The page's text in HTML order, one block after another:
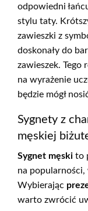
odpowiedni
stylu taty.
zawieszki z
doskonały do
zawieszek.
na wyrażenie
będzie mógł
Sygnety z
męskiej
Sygnet męski to
na
Wybierając
warto zwrócić